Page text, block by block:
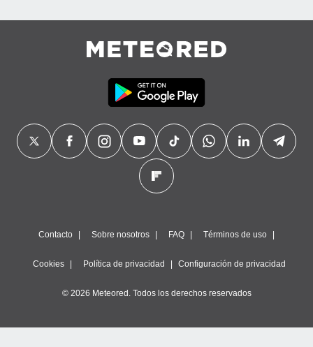
publicidad
de
Contacto Sobre nosotros FAQ Términos de uso
Cookies Política de privacidad Configuración de privacidad
© 2026 Meteored. Todos los derechos reservados